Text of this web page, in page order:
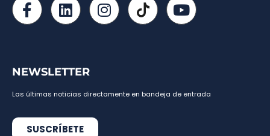
NEWSLETTER
Las últimas noticias directamente en bandeja de entrada
SUSCRÍBETE